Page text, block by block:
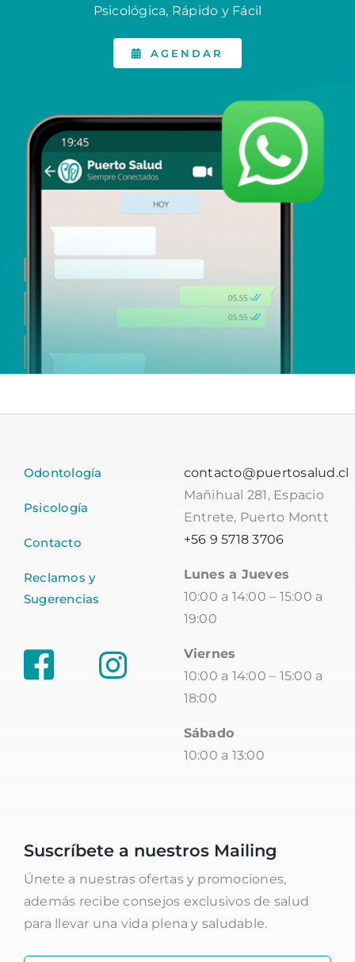
Psicológica, Rápido y Fácil
AGENDAR
Odontología
Psicología
Contacto
Reclamos y
Sugerencias
contacto@puertosalud.cl
Mañihual 281, Espacio
Entrete, Puerto Montt
+56 9 5718 3706
Lunes a Jueves
10:00 a 14:00 – 15:00 a
19:00
Viernes
10:00 a 14:00 – 15:00 a
18:00
Sábado
10:00 a 13:00
Suscríbete a nuestros Mailing
Únete a nuestras ofertas y promociones,
además recibe consejos exclusivos de salud
para llevar una vida plena y saludable.